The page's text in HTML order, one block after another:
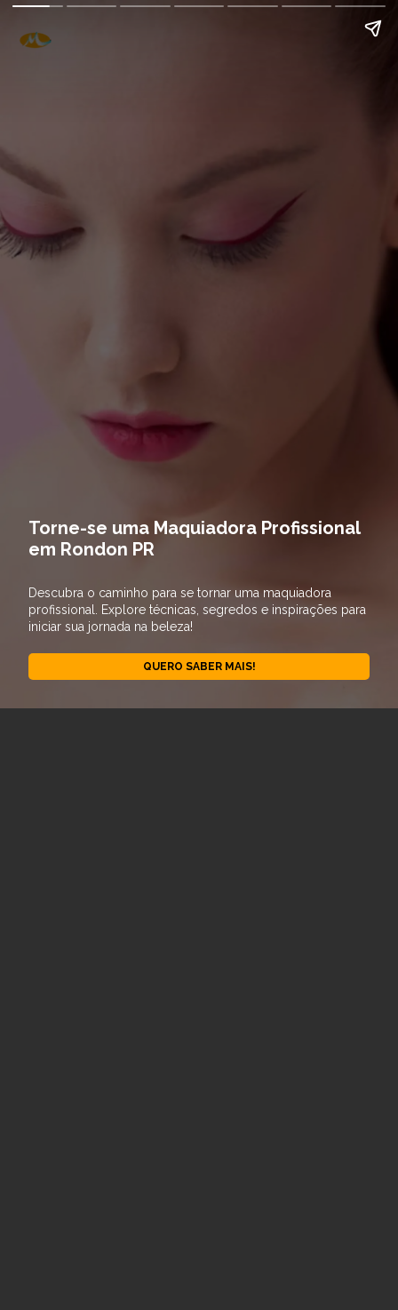
Torne-se uma Maquiadora Profissional
em Rondon PR
Descubra o caminho para se tornar uma maquiadora
profissional. Explore técnicas, segredos e inspirações para
iniciar sua jornada na beleza!
QUERO SABER MAIS!